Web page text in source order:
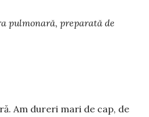
pulmonară, preparată de
Am dureri mari de cap, de